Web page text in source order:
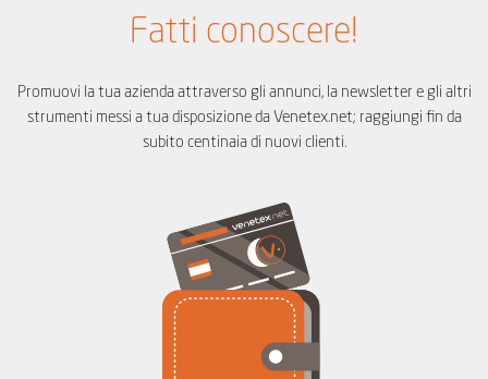
Fatti conoscere!
Promuovi la tua azienda attraverso gli annunci, la newsletter e gli altri
strumenti messi a tua disposizione da Venetex.net; raggiungi fin da
subito centinaia di nuovi clienti.